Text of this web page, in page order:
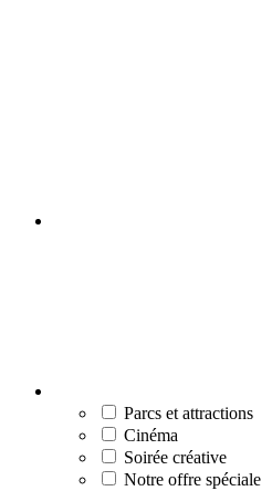
Parcs et attractions
Cinéma
Soirée créative
Notre offre spéciale